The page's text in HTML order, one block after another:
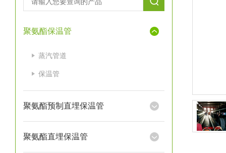
聚氨酯保温管
蒸汽管道
保温管
聚氨酯预制直埋保温管
聚氨酯直埋保温管